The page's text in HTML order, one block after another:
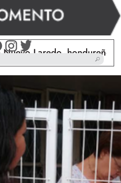
Laredo, hondureño